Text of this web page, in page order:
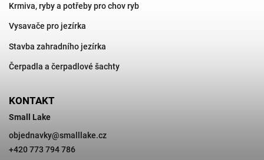
Krmiva, ryby a potřeby pro chov ryb
Vysavače pro jezírka
Stavba zahradního jezírka
Čerpadla a čerpadlové šachty
KONTAKT
Small Lake
objednavky@smalllake.cz
+420 773 794 786